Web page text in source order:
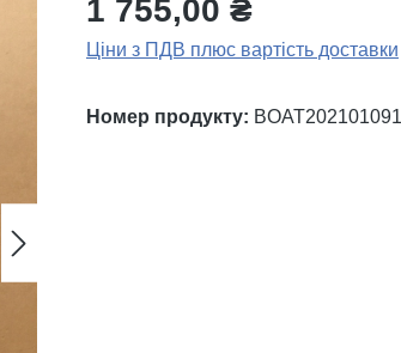
1 755,00 ₴
Ціни з ПДВ плюс вартість доставки
Номер продукту: